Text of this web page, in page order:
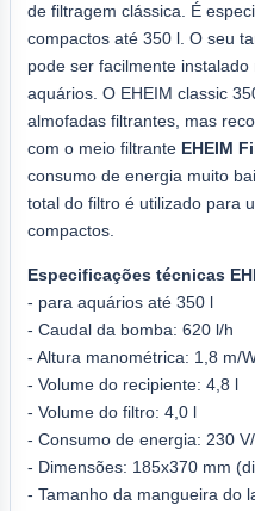
de filtragem clássica. É
compactos até 350 l. O seu
pode ser facilmente
aquários. O EHEIM classic
almofadas filtrantes, mas
com o meio filtrante EHEIM
consumo de energia muito
total do filtro é utilizado para
compactos.
Especificações técnicas
- para aquários até 350 l
- Caudal da bomba: 620 l/h
- Altura manométrica: 1,8 m/
- Volume do recipiente: 4,8 l
- Volume do filtro: 4,0 l
- Consumo de energia: 230
- Dimensões: 185x370 mm
- Tamanho da mangueira do